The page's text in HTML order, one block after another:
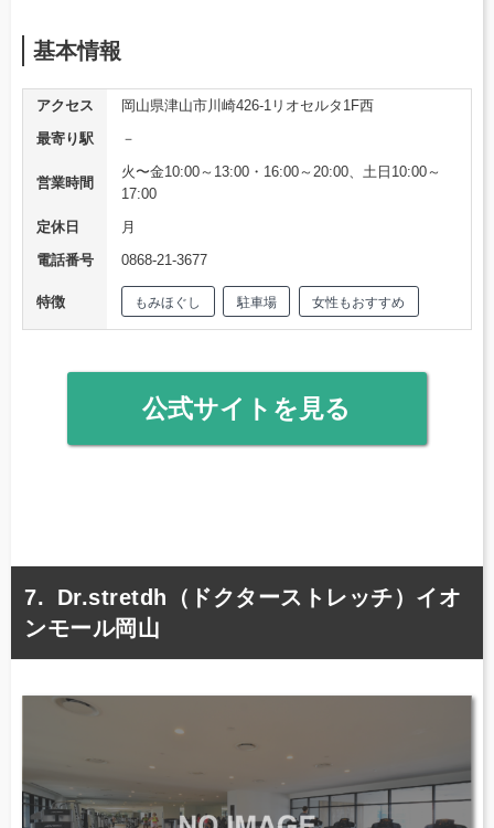
基本情報
アクセス
岡山県津山市川崎426-1リオセルタ1F西
最寄り駅
－
営業時間
火〜金10:00～13:00・16:00～20:00、土日10:00～
17:00
定休日
月
電話番号
0868-21-3677
特徴 もみほぐし 駐車場 女性もおすすめ
公式サイトを見る
Dr.stretdh（ドクターストレッチ）イオ
ンモール岡山